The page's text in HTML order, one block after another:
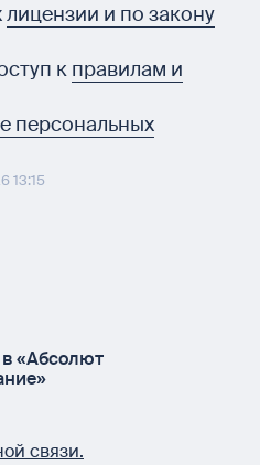
лицензии и по закону
к правилам и
персональных
13:15
«Абсолют
связи.